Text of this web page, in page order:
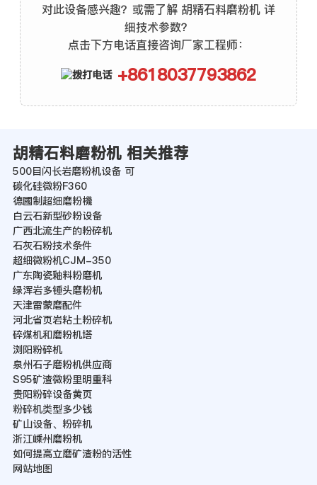
对此设备感兴趣？或需了解 胡精石料磨粉机 详
细技术参数？
点击下方电话直接咨询厂家工程师：
+8618037793862
胡精石料磨粉机 相关推荐
500目闪长岩磨粉机设备 可
碳化硅微粉F360
德國制超细磨粉機
白云石新型砂粉设备
广西北流生产的粉碎机
石灰石粉技术条件
超细微粉机CJM-350
广东陶瓷釉料粉磨机
绿浑岩多锤头磨粉机
天津雷蒙磨配件
河北省页岩粘土粉碎机
碎煤机和磨粉机塔
浏阳粉碎机
泉州石子磨粉机供应商
S95矿渣微粉里明重科
贵阳粉碎设备黄页
粉碎机类型多少钱
矿山设备、粉碎机
浙江嵊州磨粉机
如何提高立磨矿渣粉的活性
网站地图